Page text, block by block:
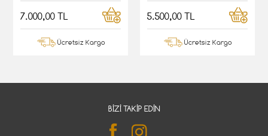
7.000,00 TL
Ücretsiz Kargo
5.500,00 TL
Ücretsiz Kargo
BIZI TAKIP EDIN